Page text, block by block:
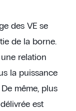
des VE se
de la borne.
relation
la puissance
même, plus
est